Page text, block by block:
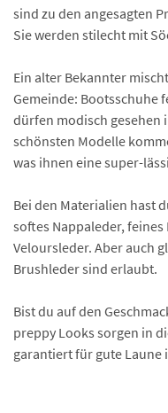
sind zu den angesagten
Sie werden stilecht mit
Ein alter Bekannter
Gemeinde: Bootsschuhe
dürfen modisch gesehen
schönsten Modelle
was ihnen eine super-
Bei den Materialien hast
softes Nappaleder,
Veloursleder. Aber auch
Brushleder sind erlaubt.
Bist du auf den
preppy Looks sorgen in
garantiert für gute Laune